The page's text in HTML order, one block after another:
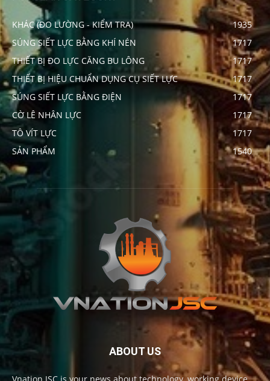
KHÁC (ĐO LƯỜNG - KIỂM TRA)
1935
SÚNG SIẾT LỰC BẰNG KHÍ NÉN
1717
THIẾT BỊ ĐO LỰC CĂNG BU LÔNG
1717
THIẾT BỊ HIỆU CHUẨN DỤNG CỤ SIẾT LỰC
1717
SÚNG SIẾT LỰC BẰNG ĐIỆN
1717
CỜ LÊ NHÂN LỰC
1717
TÔ VÍT LỰC
1717
SẢN PHẨM
1540
ABOUT US